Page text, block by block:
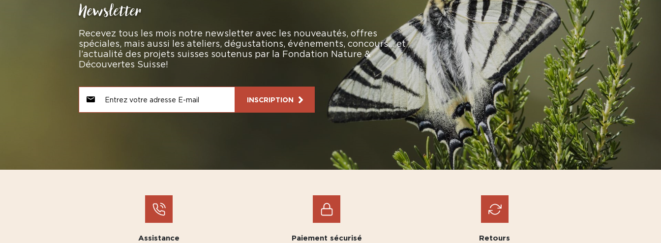
Newsletter
Recevez tous les mois notre newsletter avec les nouveautés, offres
spéciales, mais aussi les ateliers, dégustations, événements, concours… et
l’actualité des projets suisses soutenus par la Fondation Nature &
Découvertes Suisse!
INSCRIPTION
Assistance Paiement sécurisé Retours